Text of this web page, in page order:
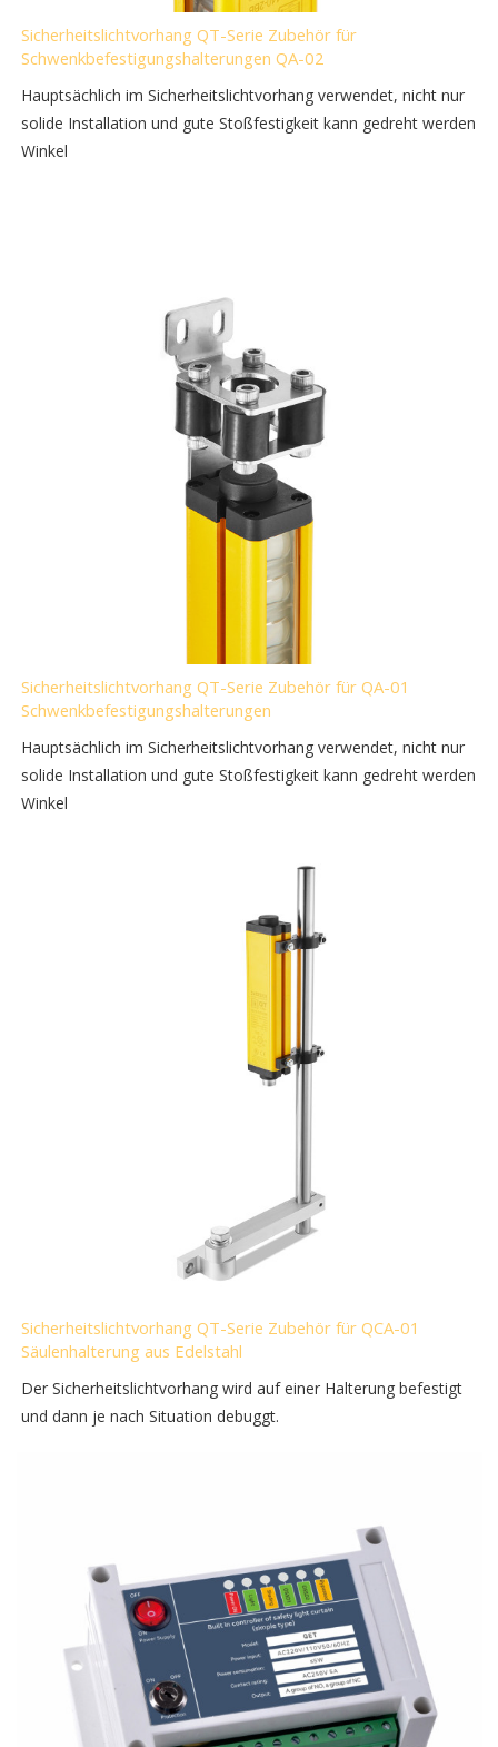
Sicherheitslichtvorhang QT-Serie Zubehör für
Schwenkbefestigungshalterungen QA-02
Hauptsächlich im Sicherheitslichtvorhang verwendet, nicht nur
solide Installation und gute Stoßfestigkeit kann gedreht werden
Winkel
Sicherheitslichtvorhang QT-Serie Zubehör für QA-01
Schwenkbefestigungshalterungen
Hauptsächlich im Sicherheitslichtvorhang verwendet, nicht nur
solide Installation und gute Stoßfestigkeit kann gedreht werden
Winkel
Sicherheitslichtvorhang QT-Serie Zubehör für QCA-01
Säulenhalterung aus Edelstahl
Der Sicherheitslichtvorhang wird auf einer Halterung befestigt
und dann je nach Situation debuggt.